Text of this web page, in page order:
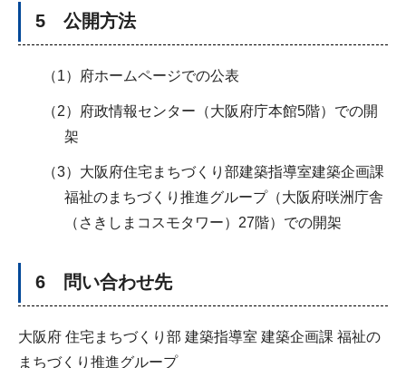
5 公開方法
（1）府ホームページでの公表
（2）府政情報センター（大阪府庁本館5階）での開
架
（3）大阪府住宅まちづくり部建築指導室建築企画課
福祉のまちづくり推進グループ（大阪府咲洲庁舎
（さきしまコスモタワー）27階）での開架
6 問い合わせ先
大阪府 住宅まちづくり部 建築指導室 建築企画課 福祉の
まちづくり推進グループ